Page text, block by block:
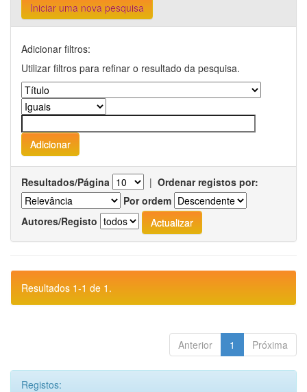
Iniciar uma nova pesquisa
Adicionar filtros:
Utilizar filtros para refinar o resultado da pesquisa.
Resultados/Página | Ordenar registos por:
Por ordem
Autores/Registo
Resultados 1-1 de 1.
Anterior 1 Próxima
Registos: